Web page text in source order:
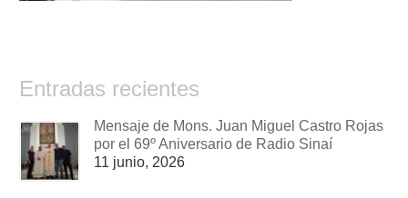
Entradas recientes
Mensaje de Mons. Juan Miguel Castro Rojas
por el 69º Aniversario de Radio Sinaí
11 junio, 2026